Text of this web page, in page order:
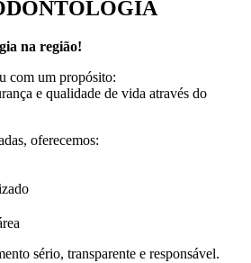
na região!
com um propósito:
e qualidade de vida através do
oferecemos:
sério, transparente e responsável.